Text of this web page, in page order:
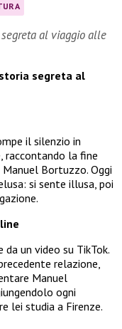
al viaggio alle
segreta al
il silenzio in
raccontando la fine
Bortuzzo. Oggi
si sente illusa, poi
un video su TikTok.
relazione,
Manuel
ogni
lei studia a Firenze.